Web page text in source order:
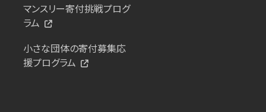
マンスリー寄付挑戦プログ
ラム
小さな団体の寄付募集応
援プログラム